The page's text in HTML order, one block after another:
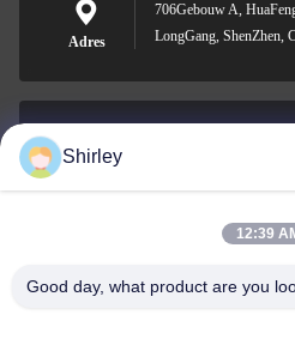
Adres
706Gebouw A,
LongGang, ShenZhen,
0086-18148506772
Shirley
12:39
Good day, what product are you